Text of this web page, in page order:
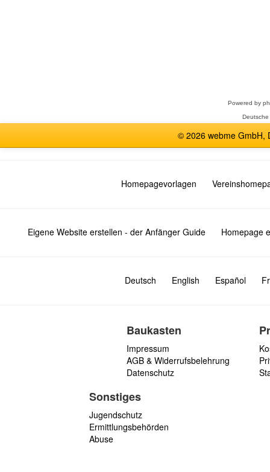
Powered by
© 2026 webme GmbH,
Homepagevorlagen
Eigene Website erstellen - der Anfänger Guide Homepage
Deutsch English Español
Baukasten
Impressum
AGB & Widerrufsbelehrung
Datenschutz
Sonstiges
Jugendschutz
Ermittlungsbehörden
Abuse